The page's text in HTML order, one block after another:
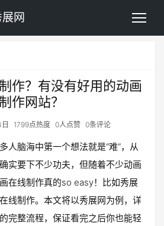
网
作？有没有好用的动画
制作网站？
1799点热度 0人点赞 0条评论
人脑海中第一个想法就是“难”，从
实要下不少功夫，但随着不少动画
在线制作真的so easy！比如秀展
线制作。本文将以秀展网为例，详
完整流程，保证看完之后你也能轻